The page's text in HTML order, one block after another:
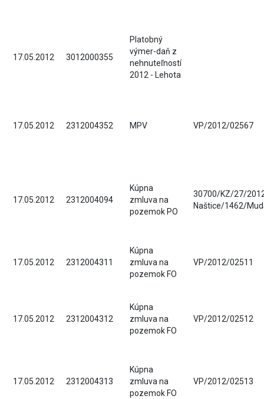
17.05.2012 3012000355
Platobný
výmer-daň z
nehnuteľností
2012 - Lehota
17.05.2012 2312004352 MPV VP/2012/02567
17.05.2012 2312004094
Kúpna
zmluva na
pozemok PO
30700/KZ/27/
Naštice/1462/
17.05.2012 2312004311
Kúpna
zmluva na
pozemok FO
VP/2012/02511
17.05.2012 2312004312
Kúpna
zmluva na
pozemok FO
VP/2012/02512
17.05.2012 2312004313
Kúpna
zmluva na
pozemok FO
VP/2012/02513